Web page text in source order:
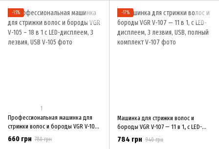
−15%
1
Профессиональная машинка для
стрижки волос и бороды VGR V-105
– 18 в 1 с LED-дисплеем, 3 лезвия,
660 грн 780 грн
−17%
Машинка для стрижки волос и
бороды VGR V-107 — 11 в 1, с LED-
дисплеем, 3 лезвия, USB, полный
комплект
784 грн 940 грн